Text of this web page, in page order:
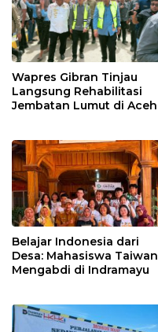
Wapres Gibran Tinjau
Langsung Rehabilitasi
Jembatan Lumut di Aceh
Belajar Indonesia dari
Desa: Mahasiswa Taiwan
Mengabdi di Indramayu